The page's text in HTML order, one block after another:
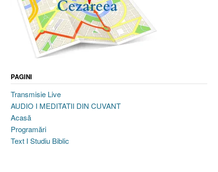
PAGINI
Transmisie Live
AUDIO I MEDITATII DIN CUVANT
Acasă
Programări
Text I Studiu Biblic